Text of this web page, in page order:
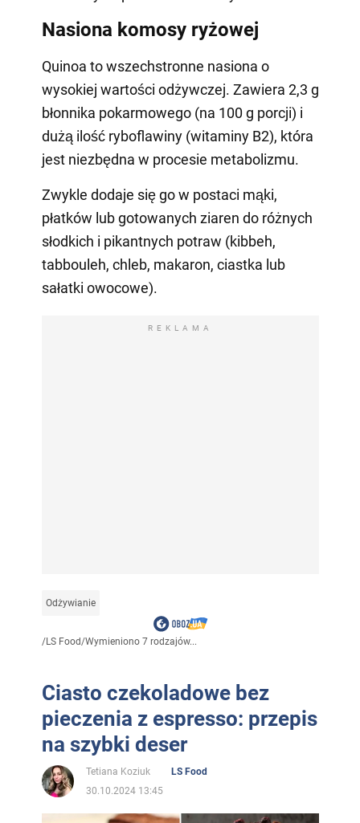
Nasiona komosy ryżowej
Quinoa to wszechstronne nasiona o
wysokiej wartości odżywczej. Zawiera 2,3 g
błonnika pokarmowego (na 100 g porcji) i
dużą ilość ryboflawiny (witaminy B2), która
jest niezbędna w procesie metabolizmu.
Zwykle dodaje się go w postaci mąki,
płatków lub gotowanych ziaren do różnych
słodkich i pikantnych potraw (kibbeh,
tabbouleh, chleb, makaron, ciastka lub
sałatki owocowe).
REKLAMA
Odżywianie
/LS Food/Wymieniono 7 rodzajów...
Ciasto czekoladowe bez
pieczenia z espresso: przepis
na szybki deser
Tetiana Koziuk
LS Food
30.10.2024 13:45